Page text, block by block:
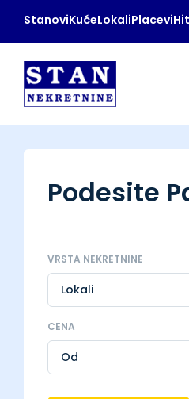
StanoviKućeLokaliPlacevi
Podesite
VRSTA NEKRETNINE
CENA